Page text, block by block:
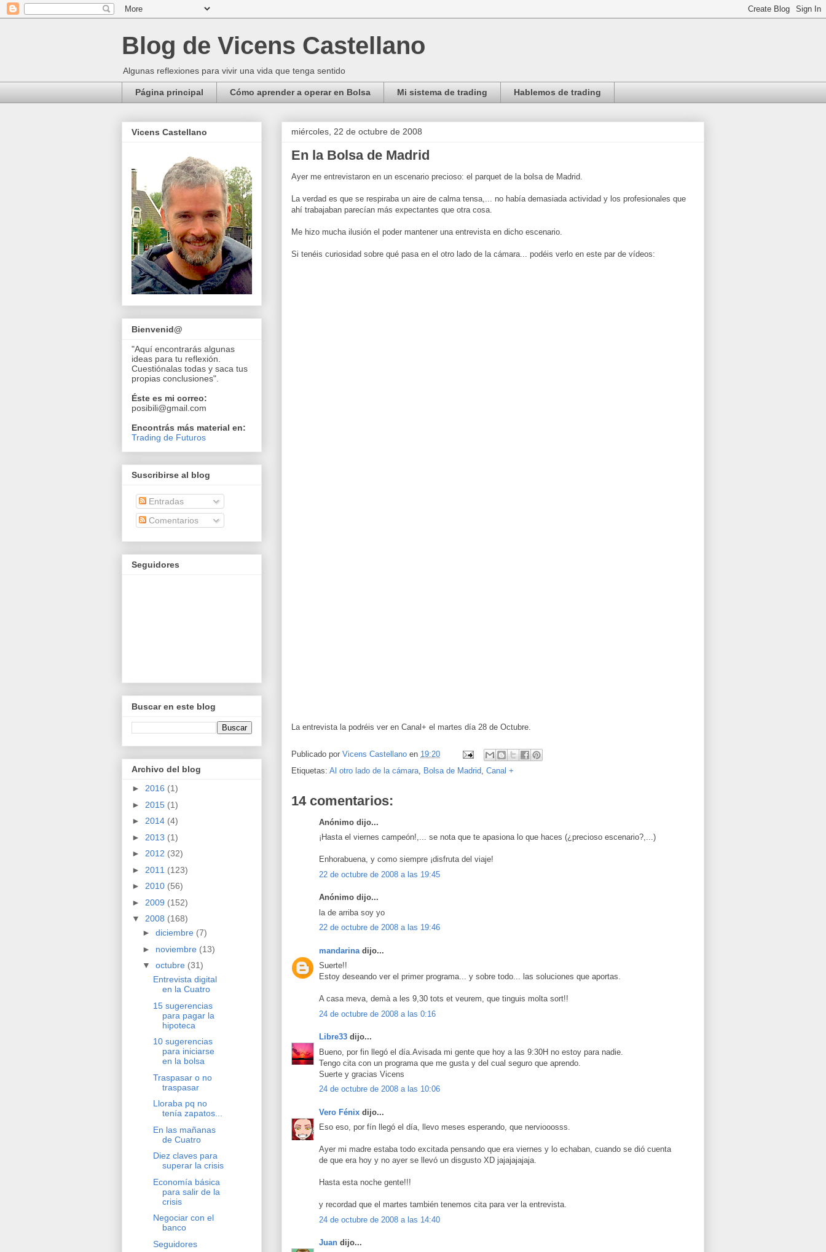
Blog de Vicens Castellano
Algunas reflexiones para vivir una vida que tenga sentido
Página principal Cómo aprender a operar en Bolsa Mi sistema de trading Hablemos de trading
miércoles, 22 de octubre de 2008
En la Bolsa de Madrid
Ayer me entrevistaron en un escenario precioso: el parquet de la bolsa de Madrid.
La verdad es que se respiraba un aire de calma tensa,... no había demasiada actividad y los profesionales que
ahí trabajaban parecían más expectantes que otra cosa.
Me hizo mucha ilusión el poder mantener una entrevista en dicho escenario.
Si tenéis curiosidad sobre qué pasa en el otro lado de la cámara... podéis verlo en este par de vídeos:
La entrevista la podréis ver en Canal+ el martes día 28 de Octubre.
Publicado por Vicens Castellano en 19:20
Etiquetas: Al otro lado de la cámara Bolsa de Madrid Canal +
14 comentarios:
Anónimo dijo...
¡Hasta el viernes campeón!,... se nota que te apasiona lo que haces (¿precioso escenario?,...)
Enhorabuena, y como siempre ¡disfruta del viaje!
22 de octubre de 2008 a las 19:45
Anónimo dijo...
la de arriba soy yo
22 de octubre de 2008 a las 19:46
mandarina dijo...
Suerte!!
Estoy deseando ver el primer programa... y sobre todo... las soluciones que aportas.
A casa meva, demà a les 9,30 tots et veurem, que tinguis molta sort!!
24 de octubre de 2008 a las 0:16
Libre33 dijo...
Bueno, por fin llegó el día.Avisada mi gente que hoy a las 9:30H no estoy para nadie.
Tengo cita con un programa que me gusta y del cual seguro que aprendo.
Suerte y gracias Vicens
24 de octubre de 2008 a las 10:06
Vero Fénix dijo...
Eso eso, por fín llegó el día, llevo meses esperando, que nerviooosss.
Ayer mi madre estaba todo excitada pensando que era viernes y lo echaban, cuando se dió cuenta
de que era hoy y no ayer se llevó un disgusto XD jajajajajaja.
Hasta esta noche gente!!!
y recordad que el martes también tenemos cita para ver la entrevista.
24 de octubre de 2008 a las 14:40
Juan dijo...
Vicens Castellano
Bienvenid@
"Aquí encontrarás algunas
ideas para tu reflexión.
Cuestiónalas todas y saca tus
propias conclusiones".
Éste es mi correo:
posibili@gmail.com
Encontrás más material en:
Trading de Futuros
Suscribirse al blog
Entradas
Comentarios
Seguidores
Buscar en este blog
Archivo del blog
► 2016 (1)
► 2015 (1)
► 2014 (4)
► 2013 (1)
► 2012 (32)
► 2011 (123)
► 2010 (56)
► 2009 (152)
▼ 2008 (168)
► diciembre (7)
► noviembre (13)
▼ octubre (31)
Entrevista digital
en la Cuatro
15 sugerencias
para pagar la
hipoteca
10 sugerencias
para iniciarse
en la bolsa
Traspasar o no
traspasar
Lloraba pq no
tenía zapatos...
En las mañanas
de Cuatro
Diez claves para
superar la crisis
Economía básica
para salir de la
crisis
Negociar con el
banco
Seguidores